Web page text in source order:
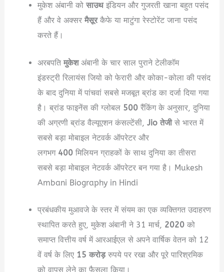
मुकेश अंबानी को साउथ इंडियन और गुजरती खाना बहुत पसंद
हैं और वे अक्सर मैसूर कैफे या माटुंगा रेस्टोरेंट जाना पसंद
करते हैं।
अरबपति मुकेश अंबानी के चार साल पुराने टेलीकॉम
इंडस्ट्री रिलायंस जियो को फेरारी और कोका-कोला की पसंद
के बाद दुनिया में पांचवां सबसे मजबूत ब्रांड का दर्जा दिया गया
है। ब्रांड फाइनेंस की ग्लोबल 500 रैंकिंग के अनुसार, दुनिया
की अग्रणी ब्रांड वैल्यूएशन कंसल्टेंसी, Jio तेजी से भारत में
सबसे बड़ा मोबाइल नेटवर्क ऑपरेटर और
लगभग 400 मिलियन ग्राहकों के साथ दुनिया का तीसरा
सबसे बड़ा मोबाइल नेटवर्क ऑपरेटर बन गया है। Mukesh
Ambani Biography in Hindi
प्रबंधकीय मुआवजे के स्तर में संयम का एक व्यक्तिगत उदाहरण
स्थापित करते हुए, मुकेश अंबानी ने 31 मार्च, 2020को
समाप्त वित्तीय वर्ष में आरआईएल से अपने वार्षिक वेतन को 12
वें वर्ष के लिए 15 करोड़रुपये पर रखा और पूरे पारिश्रमिक
को वापस लेने का फैसला किया।